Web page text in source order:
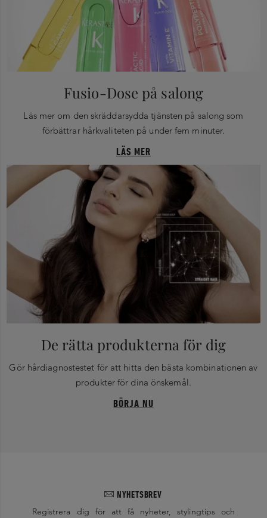
Fusio-Dose på salong
Läs mer om den skräddarsydda tjänsten på salong som
förbättrar hårkvaliteten på under fem minuter.
LÄS MER
De rätta produkterna för dig
Gör hårdiagnostestet för att hitta den bästa kombinationen av
produkter för dina önskemål.
BÖRJA NU
NYHETSBREV
Registrera dig för att få nyheter, stylingtips och